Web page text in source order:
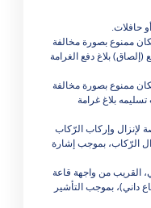
مكان ممنوع بصورة مخالفة
بلاغ دفع الغرامة
مكان ممنوع بصورة مخالفة
بلاغ غرامة
الرّكاب، بموجب إشارة
القريب من واجهة قاعة
1 (شارع مفتساع داني)، بموجب التأشير